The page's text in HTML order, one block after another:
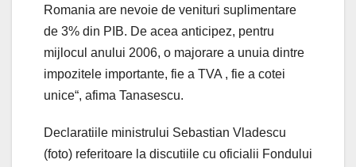
Romania are nevoie de venituri suplimentare
de 3% din PIB. De acea anticipez, pentru
mijlocul anului 2006, o majorare a unuia dintre
impozitele importante, fie a TVA , fie a cotei
unice“, afima Tanasescu.
Declaratiile ministrului Sebastian Vladescu
(foto) referitoare la discutiile cu oficialii Fondului